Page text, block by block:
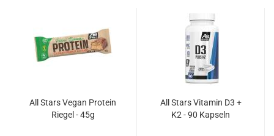
All Stars Vegan Protein
Riegel - 45g
All Stars Vitamin D3 +
K2 - 90 Kapseln